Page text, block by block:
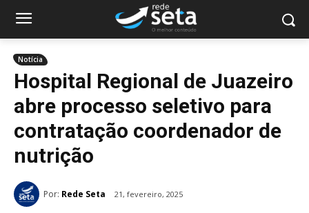
Notícia
Hospital Regional de Juazeiro
abre processo seletivo para
contratação coordenador de
nutrição
Por: Rede Seta 21, fevereiro, 2025